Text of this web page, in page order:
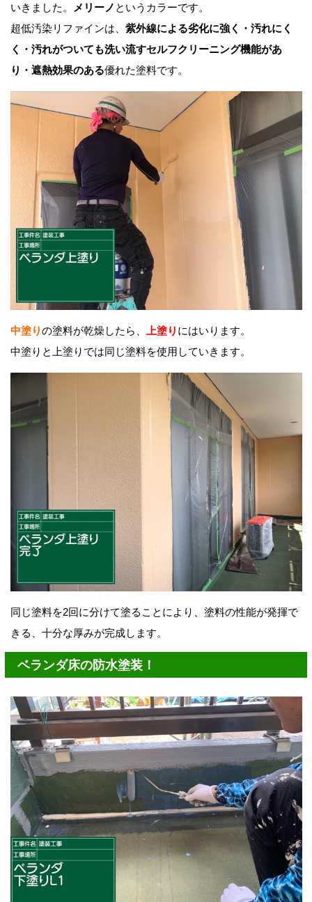
いきました。
メリーノ というカラーです。
超低汚染リファインは、 紫外線による劣化に強く・汚れにく
く・汚れがついても洗い流すセルフクリーニング機能があ
り・遮熱効果のある優れた塗料です。
中塗りの塗料が乾燥したら、 上塗り にはいります。
中塗りと上塗りでは同じ塗料を使用していきます。
同じ塗料を2回に分けて塗ることにより、塗料の性能が発揮で
きる、十分な厚みが完成します。
ベランダ床の防水塗装！